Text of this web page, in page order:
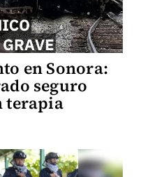
en Sonora:
seguro
terapia